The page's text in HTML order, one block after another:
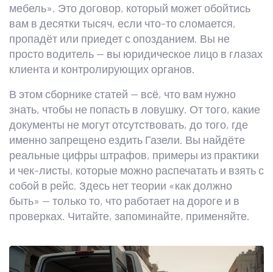
мебель». Это договор, который может обойтись
вам в десятки тысяч, если что-то сломается,
пропадёт или приедет с опозданием. Вы не
просто водитель — вы юридическое лицо в глазах
клиента и контролирующих органов.
В этом сборнике статей — всё, что вам нужно
знать, чтобы не попасть в ловушку. От того, какие
документы не могут отсутствовать, до того, где
именно запрещено ездить Газели. Вы найдёте
реальные цифры штрафов, примеры из практики
и чек-листы, которые можно распечатать и взять с
собой в рейс. Здесь нет теории «как должно
быть» — только то, что работает на дороге и в
проверках. Читайте, запоминайте, применяйте.